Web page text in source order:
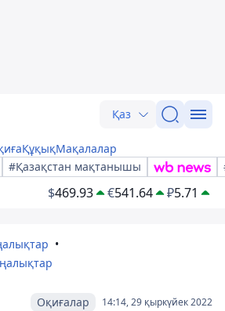
Қаз
ҚұқықМақалалар
#Қазақстан мақтанышы
$469.93 €541.64 ₽5.71
14:14, 29 қыркүйек 2022
Оқиғалар